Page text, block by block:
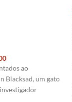
ao
Blacksad, um gato